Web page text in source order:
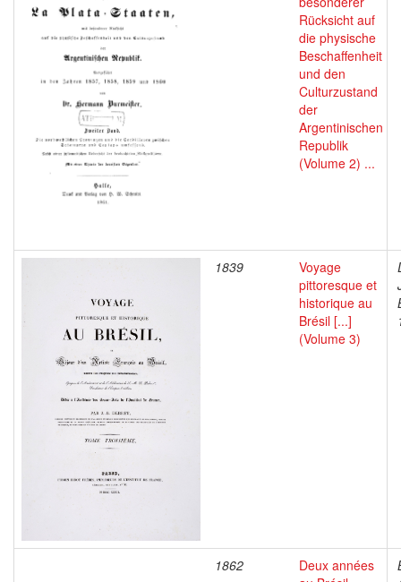
Rücksicht auf
die physische
Beschaffenheit
und den
Culturzustand
der
Argentinischen
Republik
(Volume 2) ...
1839
Voyage
pittoresque et
historique au
Brésil [...]
(Volume 3)
1862
Deux années